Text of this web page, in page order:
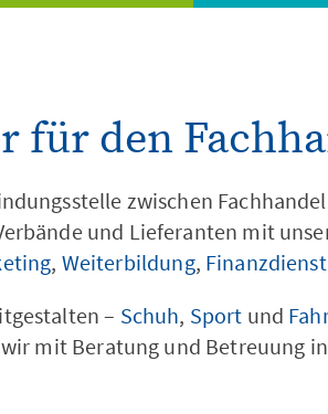
für den
zwischen
und Lieferanten mit
, Weiterbildung,
– Schuh, Sport und
mit Beratung und Betreuung